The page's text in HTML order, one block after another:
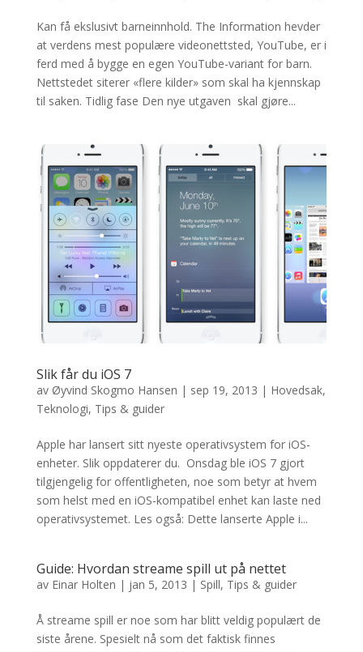
Kan få ekslusivt barneinnhold. The Information hevder
at verdens mest populære videonettsted, YouTube, er i
ferd med å bygge en egen YouTube-variant for barn.
Nettstedet siterer «flere kilder» som skal ha kjennskap
til saken. Tidlig fase Den nye utgaven skal gjøre...
Slik får du iOS 7
av Øyvind Skogmo Hansen | sep 19, 2013 | Hovedsak,
Teknologi, Tips & guider
Apple har lansert sitt nyeste operativsystem for iOS-
enheter. Slik oppdaterer du. Onsdag ble iOS 7 gjort
tilgjengelig for offentligheten, noe som betyr at hvem
som helst med en iOS-kompatibel enhet kan laste ned
operativsystemet. Les også: Dette lanserte Apple i...
Guide: Hvordan streame spill ut på nettet
av Einar Holten | jan 5, 2013 | Spill, Tips & guider
Å streame spill er noe som har blitt veldig populært de
siste årene. Spesielt nå som det faktisk finnes